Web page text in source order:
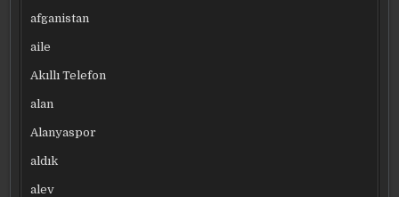
afganistan
aile
Akıllı Telefon
alan
Alanyaspor
aldık
alev